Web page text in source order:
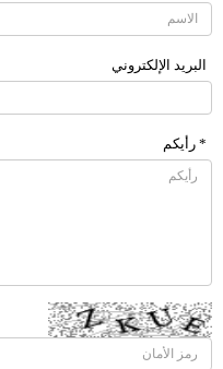
البرید الإلکتروني
* رأیکم